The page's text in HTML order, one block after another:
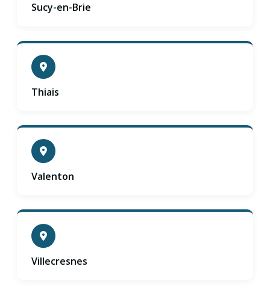
Sucy-en-Brie
Thiais
Valenton
Villecresnes